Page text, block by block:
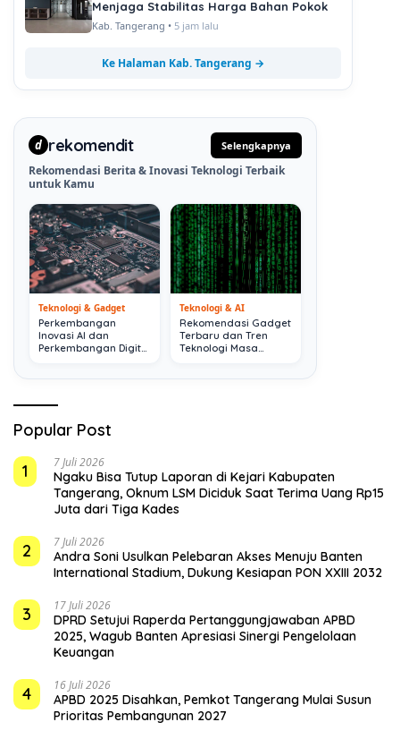
Menjaga Stabilitas Harga Bahan Pokok
Kab. Tangerang • 5 jam lalu
Ke Halaman Kab. Tangerang →
d rekomendit Selengkapnya
Rekomendasi Berita & Inovasi Teknologi Terbaik
untuk Kamu
Teknologi & Gadget
Perkembangan
Inovasi AI dan
Perkembangan Digital
Teknologi & AI
Rekomendasi Gadget
Terbaru dan Tren
Teknologi Masa
Popular Post
1
7 Juli 2026
Ngaku Bisa Tutup Laporan di Kejari Kabupaten
Tangerang, Oknum LSM Diciduk Saat Terima Uang Rp15
Juta dari Tiga Kades
2 7 Juli 2026
Andra Soni Usulkan Pelebaran Akses Menuju Banten
International Stadium, Dukung Kesiapan PON XXIII 2032
3 17 Juli 2026
DPRD Setujui Raperda Pertanggungjawaban APBD
2025, Wagub Banten Apresiasi Sinergi Pengelolaan
Keuangan
4 16 Juli 2026
APBD 2025 Disahkan, Pemkot Tangerang Mulai Susun
Prioritas Pembangunan 2027